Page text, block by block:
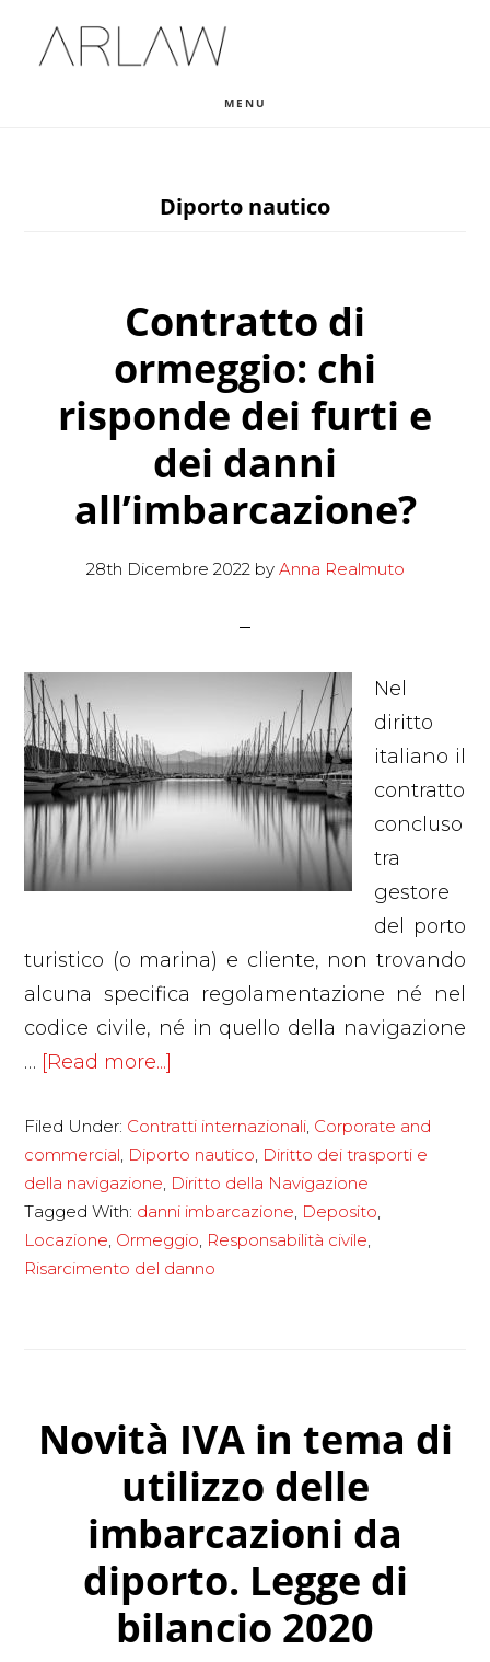
MENU
Diporto nautico
Contratto di
ormeggio: chi
risponde dei furti e
dei danni
all’imbarcazione?
28th Dicembre 2022by Anna Realmuto
Nel
diritto
italiano il
contratto
concluso
tra
gestore
del porto
turistico (o marina) e cliente, non trovando
alcuna specifica regolamentazione né nel
codice civile, né in quello della navigazione
… [Read more...]
di
ormeggio:
chi
risponde
dei
all’imbarcazione?
Filed Under: Contratti internazionali, Corporate and
commercial, Diporto nautico, Diritto dei trasporti e
della navigazione, Diritto della Navigazione
Tagged With: danni imbarcazione, Deposito,
Locazione, Ormeggio, Responsabilità civile,
Risarcimento del danno
Novità IVA in tema di
utilizzo delle
imbarcazioni da
diporto. Legge di
bilancio 2020